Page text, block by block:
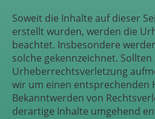
Soweit die Inhalte auf dieser
erstellt wurden, werden die
beachtet. Insbesondere
solche gekennzeichnet.
Urheberrechtsverletzung
wir um einen entsprechenden
Bekanntwerden von
derartige Inhalte umgehend